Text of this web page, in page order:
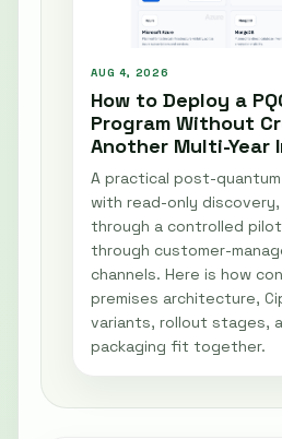
AUG 4, 2026
How to Deploy a
Program Without
Another Multi-Year
A practical post-
with read-only
through a controlled
through customer-
channels. Here is how
premises architecture,
variants, rollout stages,
packaging fit together.